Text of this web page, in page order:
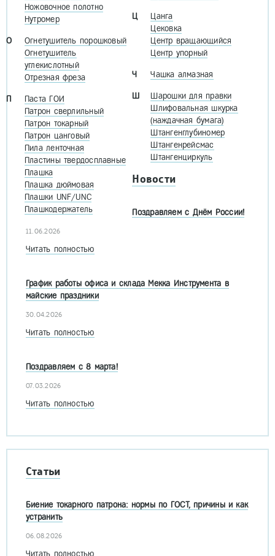
Ножовочное полотно
Нутромер
О
Огнетушитель порошковый
Огнетушитель
углекислотный
Отрезная фреза
П
Паста ГОИ
Патрон сверлильный
Патрон токарный
Патрон цанговый
Пила ленточная
Пластины твердосплавные
Плашка
Плашка дюймовая
Плашки UNF/UNC
Плашкодержатель
Ц
Цанга
Цековка
Центр вращающийся
Центр упорный
Ч Чашка алмазная
Ш
Шарошки для правки
Шлифовальная шкурка
(наждачная бумага)
Штангенглубиномер
Штангенрейсмас
Штангенциркуль
Новости
Поздравляем с Днём России!
11.06.2026
Читать полностью
График работы офиса и склада Мекка Инструмента в
майские праздники
30.04.2026
Читать полностью
Поздравляем с 8 марта!
07.03.2026
Читать полностью
Статьи
Биение токарного патрона: нормы по ГОСТ, причины и как
устранить
06.08.2026
Читать полностью